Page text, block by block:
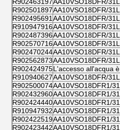
R902501897AA10VSO18DFR/
R902495691 AA10VSO18DFR/
R910947916AA10VSO18DFR/
R902487396AA10VSO18DFR/
R902570716AA10VSO18DFR/
R902470244AA10VSO18DFR/
R902562873AA10VSO18DFR/
R902424975L'accesso all'acqua
R910940627AA10VSO18DFR/
R902500074AA10VSO18DFR1/
R902432960AA10VSO18DFR1/
R902424440AA10VSO18DFR1/
R910947932AA10VSO18DFR1/
R902422519AA10VSO18DFR1/
R902423442AA10VSO18DFR1/